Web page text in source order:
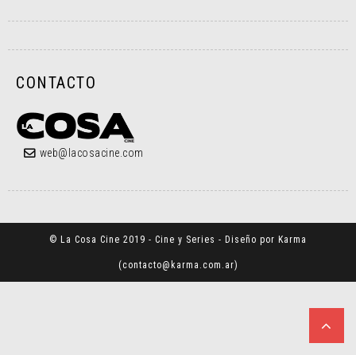
CONTACTO
web@lacosacine.com
© La Cosa Cine 2019 - Cine y Series - Diseño por Karma
(contacto@karma.com.ar)